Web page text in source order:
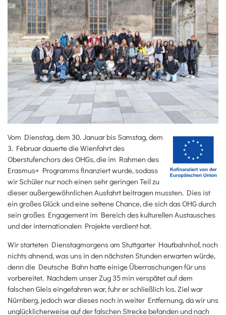
Vom Dienstag, dem 30. Januar bis Samstag, dem
3. Februar dauerte die Wienfahrt des
Oberstufenchors des OHGs, die im Rahmen des
Erasmus+ Programms finanziert wurde, sodass
wir Schüler nur noch einen sehr geringen Teil zu
dieser außergewöhnlichen Ausfahrt beitragen mussten. Dies ist
ein großes Glück und eine seltene Chance, die sich das OHG durch
sein großes Engagement im Bereich des kulturellen Austausches
und der internationalen Projekte verdient hat.
Wir starteten Dienstagmorgens am Stuttgarter Hautbahnhof, noch
nichts ahnend, was uns in den nächsten Stunden erwarten würde,
denn die Deutsche Bahn hatte einige Überraschungen für uns
vorbereitet. Nachdem unser Zug 35 min verspätet auf dem
falschen Gleis eingefahren war, fuhr er schließlich los. Ziel war
Nürnberg, jedoch war dieses noch in weiter Entfernung, da wir uns
unglücklicherweise auf der falschen Strecke befanden und nach